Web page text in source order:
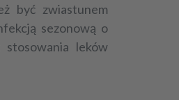
być zwiastunem
sezonową o
leków